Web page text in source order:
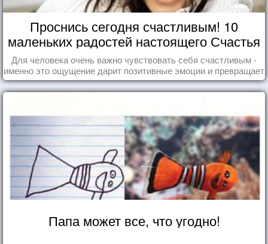
Проснись сегодня счастливым! 10
маленьких радостей настоящего Счастья
Для человека очень важно чувствовать себя счастливым -
именно это ощущение дарит позитивные эмоции и превращает
каждый день в маленький праздник.
Папа может все, что угодно!